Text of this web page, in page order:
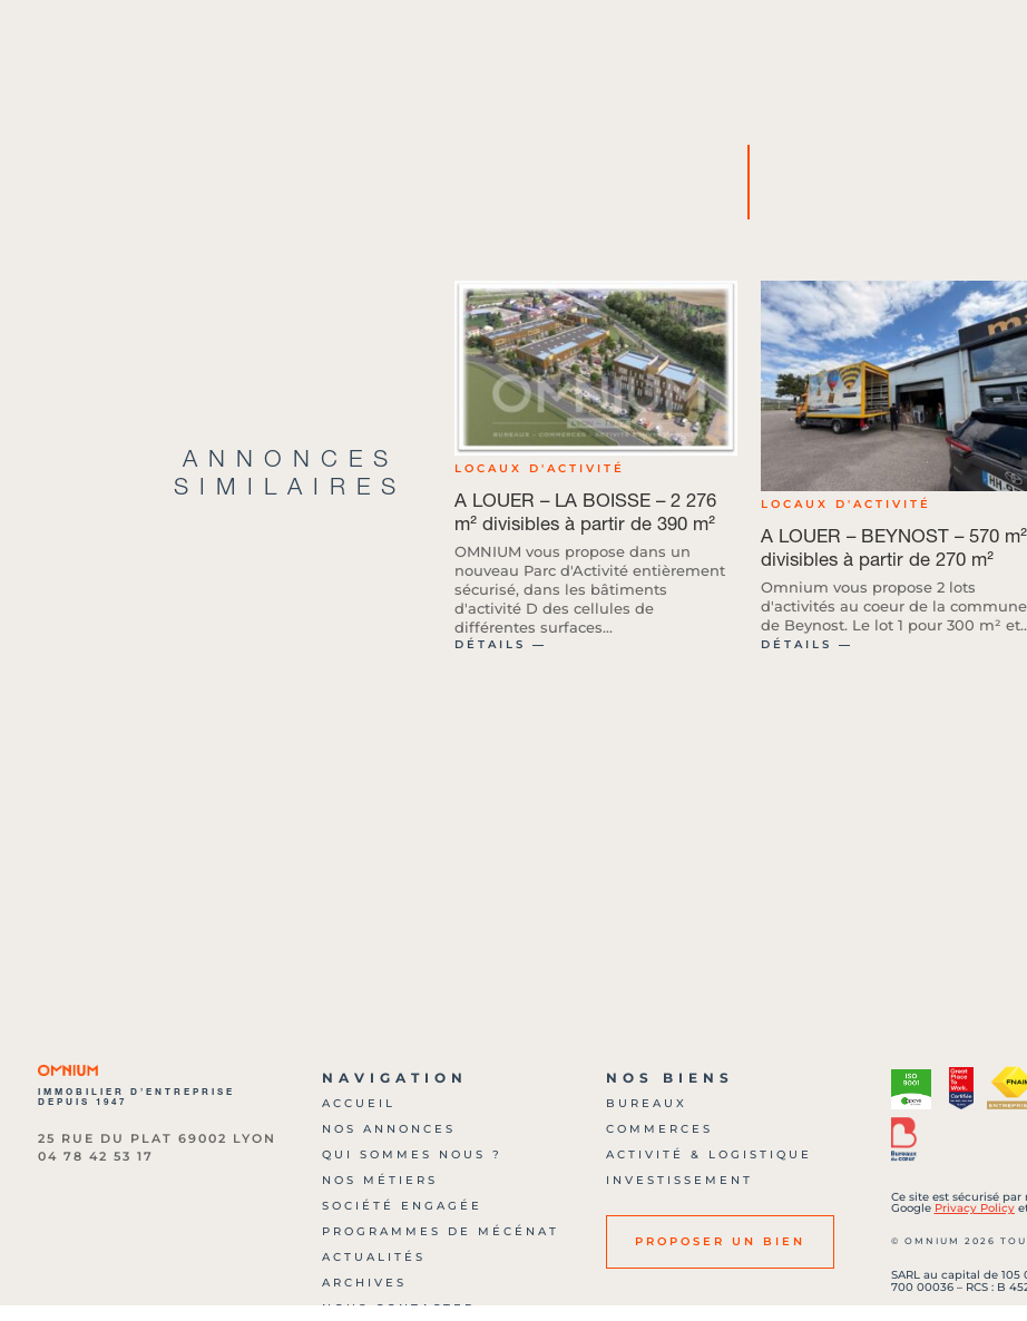
ANNONCES
SIMILAIRES
LOCAUX D'ACTIVITÉ
A LOUER – LA BOISSE – 2 276
m² divisibles à partir de 390 m²
OMNIUM vous propose dans un
nouveau Parc d'Activité entièrement
sécurisé, dans les bâtiments
d'activité D des cellules de
différentes surfaces...
DÉTAILS ―
LOCAUX D'ACTIVITÉ
A LOUER – BEYNOST – 570 m²
divisibles à partir de 270 m²
Omnium vous propose 2 lots
d'activités au coeur de la commune
de Beynost. Le lot 1 pour 300 m²
DÉTAILS ―
IMMOBILIER D’ENTREPRISE
DEPUIS 1947
25 RUE DU PLAT 69002 LYON
04 78 42 53 17
NAVIGATION
ACCUEIL
NOS ANNONCES
QUI SOMMES NOUS ?
NOS MÉTIERS
SOCIÉTÉ ENGAGÉE
PROGRAMMES DE MÉCÉNAT
ACTUALITÉS
ARCHIVES
NOUS CONTACTER
NOS BIENS
BUREAUX
COMMERCES
ACTIVITÉ & LOGISTIQUE
INVESTISSEMENT
PROPOSER UN BIEN
Ce site est sécurisé par
Google Privacy Policy
© OMNIUM 2026
SARL au capital de 105
700 00036 – RCS : B